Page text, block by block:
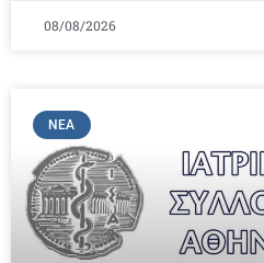
08/08/2026
ΝΈΑ